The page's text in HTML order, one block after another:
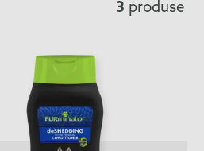
3 produse